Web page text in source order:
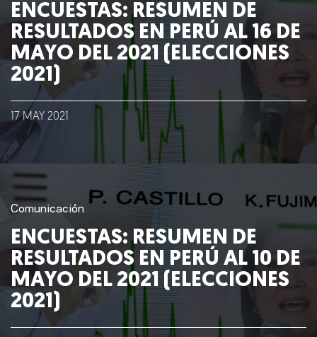
Nosotros
Clientes
Lo que hacemos
Blog
Conversemos
ENCUESTAS: RESUMEN DE
RESULTADOS EN PERÚ AL 16 DE
MAYO DEL 2021 (ELECCIONES
2021)
17 MAY 2021
Comunicación
ENCUESTAS: RESUMEN DE
RESULTADOS EN PERÚ AL 10 DE
MAYO DEL 2021 (ELECCIONES
2021)